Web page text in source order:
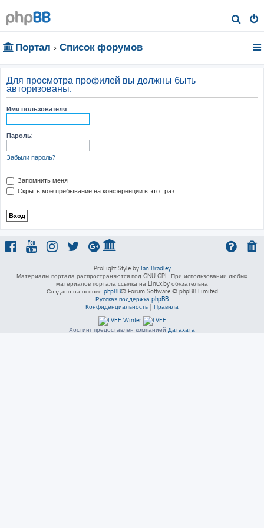
о
Портал Список форумов
Для просмотра профилей вы должны быть
авторизованы.
Имя пользователя:
Пароль:
Забыли пароль?
Запомнить меня
Скрыть моё пребывание на конференции в этот раз
ProLight Style by Ian Bradley
Материалы портала распространяются под GNU GPL. При использовании любых
материалов портала ссылка на Linux.by обязательна
Создано на основе phpBB® Forum Software © phpBB Limited
Русская поддержка phpBB
Конфиденциальность | Правила
Хостинг предоставлен компанией Датахата